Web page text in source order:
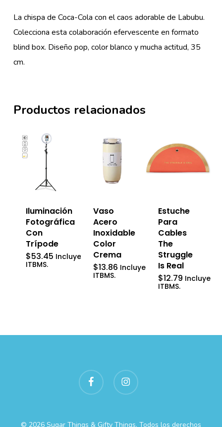
La chispa de Coca-Cola con el caos adorable de Labubu.
Colecciona esta colaboración efervescente en formato
blind box. Diseño pop, color blanco y mucha actitud, 35
cm.
Productos relacionados
Iluminación
Fotográfica
Con
Trípode
$53.45 Incluye
ITBMS.
Vaso
Acero
Inoxidable
Color
Crema
$13.86 Incluye
ITBMS.
Estuche
Para
Cables
The
Struggle
Is Real
$12.79 Incluye
ITBMS.
facebook instagram
© 2026 Sugar Things & Gifty Things. Todos los derechos